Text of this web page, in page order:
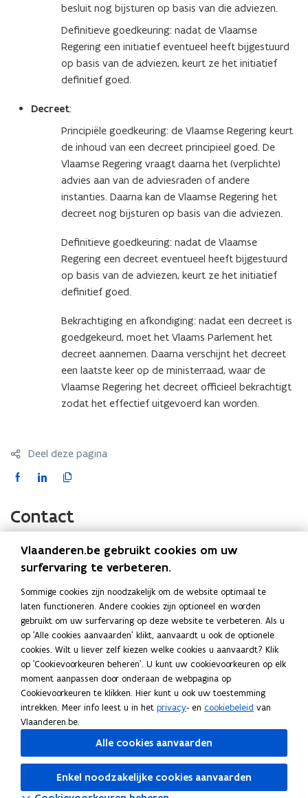
besluit nog bijsturen op basis van die adviezen.
Definitieve goedkeuring: nadat de Vlaamse
Regering een initiatief eventueel heeft bijgestuurd
op basis van de adviezen, keurt ze het initiatief
definitief goed.
Decreet:
Principiële goedkeuring: de Vlaamse Regering keurt
de inhoud van een decreet principieel goed. De
Vlaamse Regering vraagt daarna het (verplichte)
advies aan van de adviesraden of andere
instanties. Daarna kan de Vlaamse Regering het
decreet nog bijsturen op basis van die adviezen.
Definitieve goedkeuring: nadat de Vlaamse
Regering een decreet eventueel heeft bijgestuurd
op basis van de adviezen, keurt ze het initiatief
definitief goed.
Bekrachtiging en afkondiging: nadat een decreet is
goedgekeurd, moet het Vlaams Parlement het
decreet aannemen. Daarna verschijnt het decreet
een laatste keer op de ministerraad, waar de
Vlaamse Regering het decreet officieel bekrachtigt
zodat het effectief uitgevoerd kan worden.
Deel deze pagina
F
c
e
L
k
d
n
o
p
e
t
i
n
n
e
w
K
i
e
r
l
i
n
k
a
a
r
k
e
m
b
Contact
cel Ministerraad
beslissingenvlaamseregering.vlaanderen.be
o
p
e
n
t
i
n
n
i
e
w
e
E-mail
ministerraad@vlaanderen.be
Adres
Departement Kanselarij en Buitenlandse Zaken
cel Ministerraad
Koolstraat 35, 1000 Brussel
p
e
Meer details
Vlaanderen.be gebruikt cookies om uw
surfervaring te verbeteren.
Sommige cookies zijn noodzakelijk om de website optimaal te
laten functioneren. Andere cookies zijn optioneel en worden
gebruikt om uw surfervaring op deze website te verbeteren. Als u
op 'Alle cookies aanvaarden' klikt, aanvaardt u ook de optionele
cookies. Wilt u liever zelf kiezen welke cookies u aanvaardt? Klik
op 'Cookievoorkeuren beheren'. U kunt uw cookievoorkeuren op elk
moment aanpassen door onderaan de webpagina op
Cookievoorkeuren te klikken. Hier kunt u ook uw toestemming
intrekken. Meer info leest u in het privacy- en cookiebeleid van
Vlaanderen.be.
Alle cookies aanvaarden
Enkel noodzakelijke cookies aanvaarden